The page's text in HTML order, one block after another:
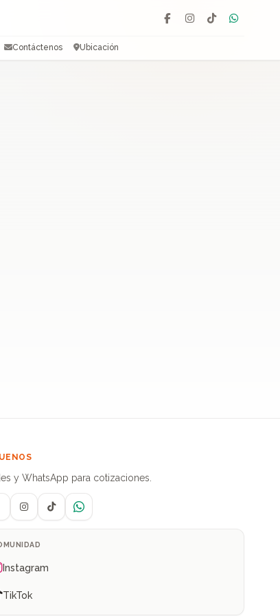
Facebook
Instagram
TikTok
Contáctenos Ubicación
y WhatsApp para cotizaciones.
InstagramTikTokWhatsApp
Instagram
TikTok